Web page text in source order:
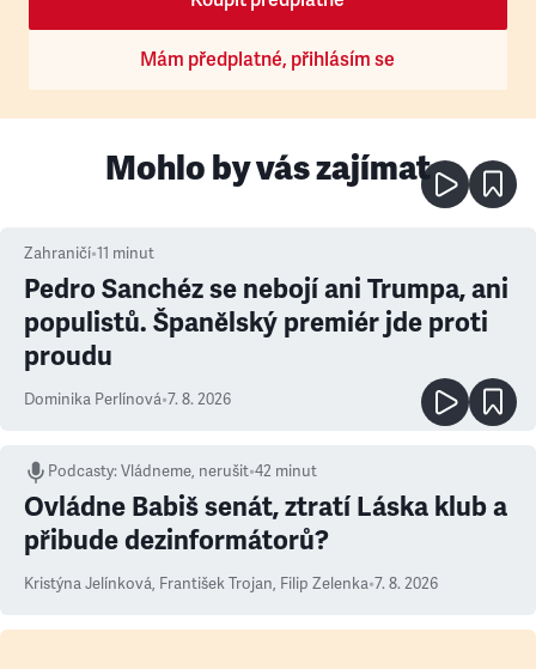
Mám předplatné, přihlásím se
Mohlo by vás zajímat
Zahraničí•11 minut
Pedro Sanchéz se nebojí ani Trumpa, ani
populistů. Španělský premiér jde proti
proudu
Dominika Perlínová•7. 8. 2026
Podcasty:Vládneme, nerušit•42 minut
Ovládne Babiš senát, ztratí Láska klub a
přibude dezinformátorů?
Kristýna Jelínková, František Trojan, Filip Zelenka•7. 8. 2026